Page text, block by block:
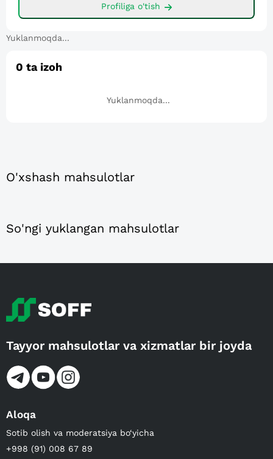
Profiliga o'tish
Yuklanmoqda...
0 ta izoh
Yuklanmoqda...
O'xshash mahsulotlar
So'ngi yuklangan mahsulotlar
Tayyor mahsulotlar va xizmatlar bir joyda
Aloqa
Sotib olish va moderatsiya bo‘yicha
+998 (91) 008 67 89